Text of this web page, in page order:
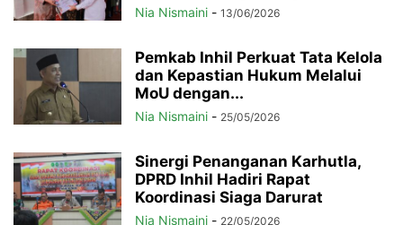
Nia Nismaini - 13/06/2026
Pemkab Inhil Perkuat Tata Kelola
dan Kepastian Hukum Melalui
MoU dengan...
Nia Nismaini - 25/05/2026
Sinergi Penanganan Karhutla,
DPRD Inhil Hadiri Rapat
Koordinasi Siaga Darurat
Nia Nismaini - 22/05/2026